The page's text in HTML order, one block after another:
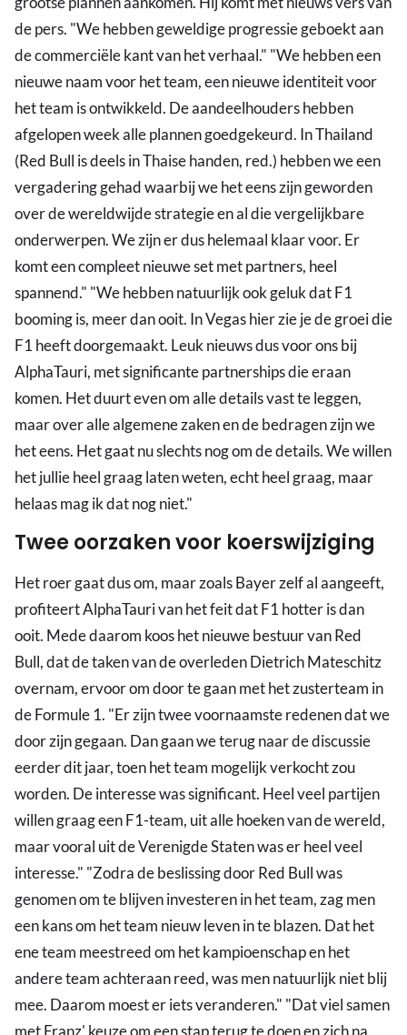
de pers. "We hebben geweldige progressie geboekt aan
de commerciële kant van het verhaal." "We hebben een
nieuwe naam voor het team, een nieuwe identiteit voor
het team is ontwikkeld. De aandeelhouders hebben
afgelopen week alle plannen goedgekeurd. In Thailand
(Red Bull is deels in Thaise handen, red.) hebben we een
vergadering gehad waarbij we het eens zijn geworden
over de wereldwijde strategie en al die vergelijkbare
onderwerpen. We zijn er dus helemaal klaar voor. Er
komt een compleet nieuwe set met partners, heel
spannend." "We hebben natuurlijk ook geluk dat F1
booming is, meer dan ooit. In Vegas hier zie je de groei die
F1 heeft doorgemaakt. Leuk nieuws dus voor ons bij
AlphaTauri, met significante partnerships die eraan
komen. Het duurt even om alle details vast te leggen,
maar over alle algemene zaken en de bedragen zijn we
het eens. Het gaat nu slechts nog om de details. We willen
het jullie heel graag laten weten, echt heel graag, maar
helaas mag ik dat nog niet."
Twee oorzaken voor koerswijziging
Het roer gaat dus om, maar zoals Bayer zelf al aangeeft,
profiteert AlphaTauri van het feit dat F1 hotter is dan
ooit. Mede daarom koos het nieuwe bestuur van Red
Bull, dat de taken van de overleden Dietrich Mateschitz
overnam, ervoor om door te gaan met het zusterteam in
de Formule 1. "Er zijn twee voornaamste redenen dat we
door zijn gegaan. Dan gaan we terug naar de discussie
eerder dit jaar, toen het team mogelijk verkocht zou
worden. De interesse was significant. Heel veel partijen
willen graag een F1-team, uit alle hoeken van de wereld,
maar vooral uit de Verenigde Staten was er heel veel
interesse." "Zodra de beslissing door Red Bull was
genomen om te blijven investeren in het team, zag men
een kans om het team nieuw leven in te blazen. Dat het
ene team meestreed om het kampioenschap en het
andere team achteraan reed, was men natuurlijk niet blij
mee. Daarom moest er iets veranderen." "Dat viel samen
met Franz' keuze om een stap terug te doen en zich na